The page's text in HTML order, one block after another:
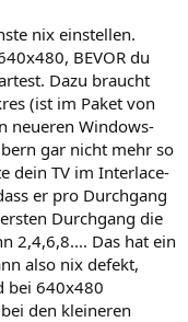
nix einstellen.
BEVOR du
Dazu braucht
(ist im Paket von
neueren Windows-
gar nicht mehr so
dein TV im Interlace-
er pro Durchgang
Durchgang die
2,4,6,8.... Das hat ein
also nix defekt,
bei 640x480
den kleineren